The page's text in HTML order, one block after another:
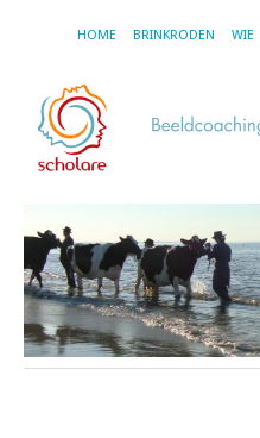
HOME BRINKRODEN WIE